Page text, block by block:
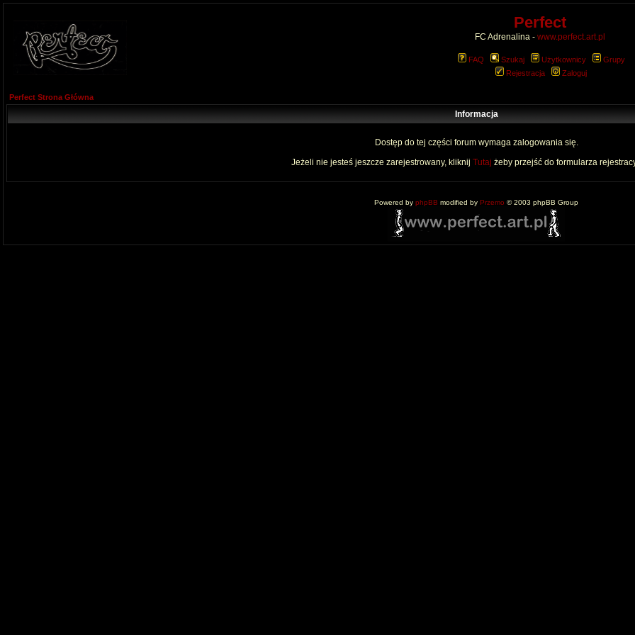
Perfect
FC Adrenalina - www.perfect.art.pl
FAQ Szukaj Użytkownicy
Grupy
Rejestracja
Zaloguj
Perfect Strona Główna
Informacja
Dostęp do tej części forum wymaga zalogowania się.
Jeżeli nie jesteś jeszcze zarejestrowany, kliknij Tutaj żeby przejść do formularza
Powered by phpBB modified by Przemo © 2003 phpBB Group